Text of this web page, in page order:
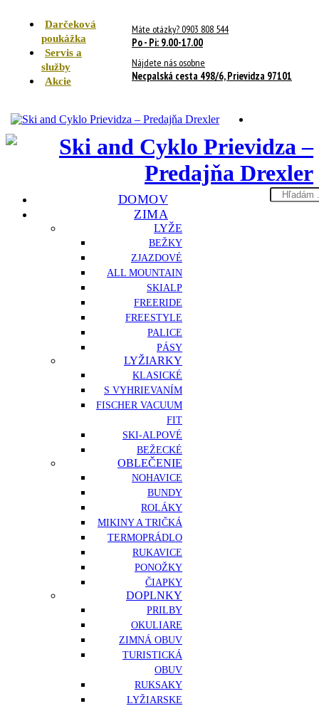
Darčeková
poukážka
Servis a
služby
Akcie
Máte otázky? 0903 808 544
Po - Pi: 9.00-17.00
Nájdete nás osobne
Necpalská cesta 498/6, Prievidza 97101
DOMOV
ZIMA
LYŽE
BEŽKY
ZJAZDOVÉ
ALL MOUNTAIN
SKIALP
FREERIDE
FREESTYLE
PALICE
PÁSY
LYŽIARKY
KLASICKÉ
S VYHRIEVANÍM
FISCHER VACUUM
FIT
SKI-ALPOVÉ
BEŽECKÉ
OBLEČENIE
NOHAVICE
BUNDY
ROLÁKY
MIKINY A TRIČKÁ
TERMOPRÁDLO
RUKAVICE
PONOŽKY
ČIAPKY
DOPLNKY
PRILBY
OKULIARE
ZIMNÁ OBUV
TURISTICKÁ
OBUV
RUKSAKY
LYŽIARSKE
Search
here